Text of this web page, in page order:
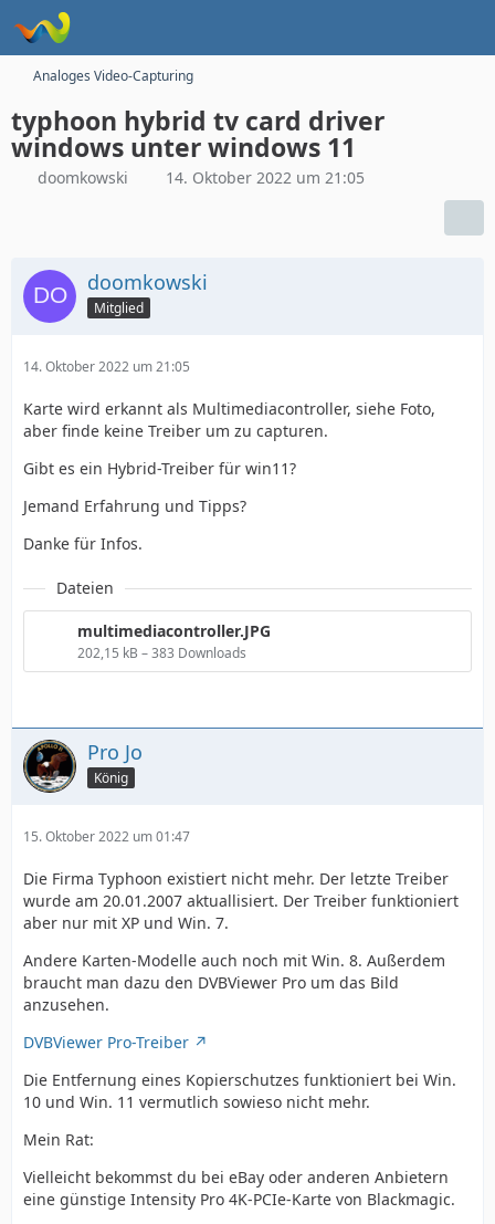
Analoges Video-Capturing
typhoon hybrid tv card driver
windows unter windows 11
doomkowski 14. Oktober 2022 um 21:05
doomkowski
Mitglied
14. Oktober 2022 um 21:05
Karte wird erkannt als Multimediacontroller, siehe Foto,
aber finde keine Treiber um zu capturen.
Gibt es ein Hybrid-Treiber für win11?
Jemand Erfahrung und Tipps?
Danke für Infos.
Dateien
multimediacontroller.JPG
202,15 kB – 383 Downloads
Pro Jo
König
15. Oktober 2022 um 01:47
Die Firma Typhoon existiert nicht mehr. Der letzte Treiber
wurde am 20.01.2007 aktuallisiert. Der Treiber funktioniert
aber nur mit XP und Win. 7.
Andere Karten-Modelle auch noch mit Win. 8. Außerdem
braucht man dazu den DVBViewer Pro um das Bild
anzusehen.
DVBViewer Pro-Treiber
Die Entfernung eines Kopierschutzes funktioniert bei Win.
10 und Win. 11 vermutlich sowieso nicht mehr.
Mein Rat:
Vielleicht bekommst du bei eBay oder anderen Anbietern
eine günstige Intensity Pro 4K-PCIe-Karte von Blackmagic.